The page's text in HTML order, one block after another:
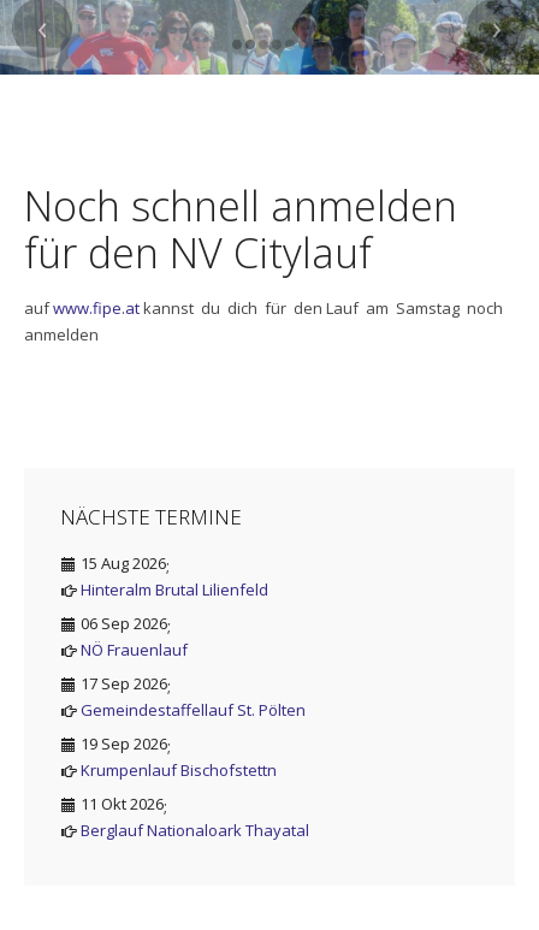
›
‹
Noch schnell anmelden
für den NV Citylauf
aufwww.fipe.atkannst du dich für den Lauf am Samstag noch
anmelden
NÄCHSTE TERMINE
15 Aug 2026;
Hinteralm Brutal Lilienfeld
06 Sep 2026;
NÖ Frauenlauf
17 Sep 2026;
Gemeindestaffellauf St. Pölten
19 Sep 2026;
Krumpenlauf Bischofstettn
11 Okt 2026;
Berglauf Nationaloark Thayatal